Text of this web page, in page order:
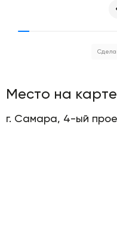
Бесконтактное
пандемии, поскольку
Место на карте
г. Самара, 4-ый